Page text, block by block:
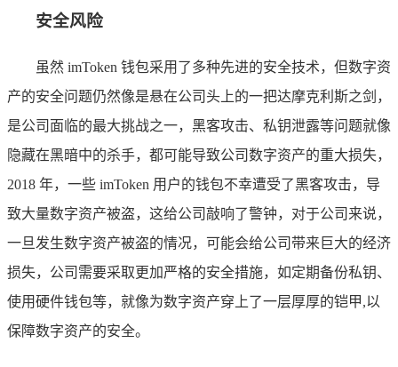
安全风险
虽然 imToken 钱包采用了多种先进的安全技术，但数字资
产的安全问题仍然像是悬在公司头上的一把达摩克利斯之剑，
是公司面临的最大挑战之一，黑客攻击、私钥泄露等问题就像
隐藏在黑暗中的杀手，都可能导致公司数字资产的重大损失，
2018 年，一些 imToken 用户的钱包不幸遭受了黑客攻击，导
致大量数字资产被盗，这给公司敲响了警钟，对于公司来说，
一旦发生数字资产被盗的情况，可能会给公司带来巨大的经济
损失，公司需要采取更加严格的安全措施，如定期备份私钥、
使用硬件钱包等，就像为数字资产穿上了一层厚厚的铠甲,以
保障数字资产的安全。